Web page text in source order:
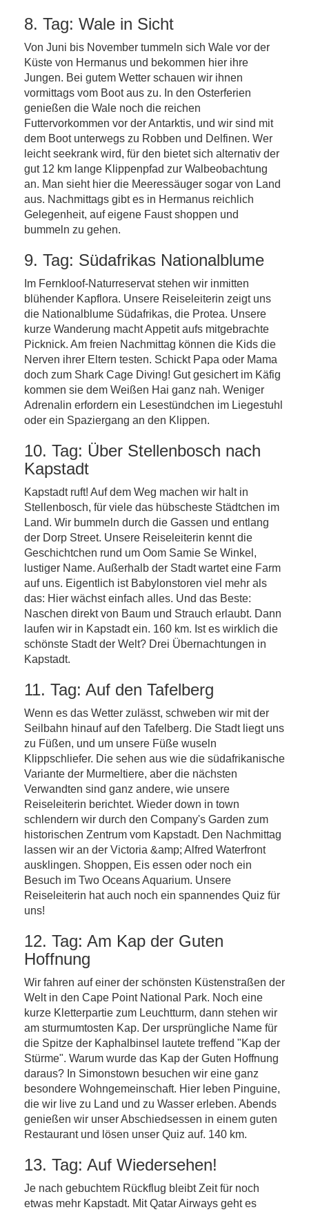
8. Tag: Wale in Sicht
Von Juni bis November tummeln sich Wale vor der
Küste von Hermanus und bekommen hier ihre
Jungen. Bei gutem Wetter schauen wir ihnen
vormittags vom Boot aus zu. In den Osterferien
genießen die Wale noch die reichen
Futtervorkommen vor der Antarktis, und wir sind mit
dem Boot unterwegs zu Robben und Delfinen. Wer
leicht seekrank wird, für den bietet sich alternativ der
gut 12 km lange Klippenpfad zur Walbeobachtung
an. Man sieht hier die Meeressäuger sogar von Land
aus. Nachmittags gibt es in Hermanus reichlich
Gelegenheit, auf eigene Faust shoppen und
bummeln zu gehen.
9. Tag: Südafrikas Nationalblume
Im Fernkloof-Naturreservat stehen wir inmitten
blühender Kapflora. Unsere Reiseleiterin zeigt uns
die Nationalblume Südafrikas, die Protea. Unsere
kurze Wanderung macht Appetit aufs mitgebrachte
Picknick. Am freien Nachmittag können die Kids die
Nerven ihrer Eltern testen. Schickt Papa oder Mama
doch zum Shark Cage Diving! Gut gesichert im Käfig
kommen sie dem Weißen Hai ganz nah. Weniger
Adrenalin erfordern ein Lesestündchen im Liegestuhl
oder ein Spaziergang an den Klippen.
10. Tag: Über Stellenbosch nach
Kapstadt
Kapstadt ruft! Auf dem Weg machen wir halt in
Stellenbosch, für viele das hübscheste Städtchen im
Land. Wir bummeln durch die Gassen und entlang
der Dorp Street. Unsere Reiseleiterin kennt die
Geschichtchen rund um Oom Samie Se Winkel,
lustiger Name. Außerhalb der Stadt wartet eine Farm
auf uns. Eigentlich ist Babylonstoren viel mehr als
das: Hier wächst einfach alles. Und das Beste:
Naschen direkt von Baum und Strauch erlaubt. Dann
laufen wir in Kapstadt ein. 160 km. Ist es wirklich die
schönste Stadt der Welt? Drei Übernachtungen in
Kapstadt.
11. Tag: Auf den Tafelberg
Wenn es das Wetter zulässt, schweben wir mit der
Seilbahn hinauf auf den Tafelberg. Die Stadt liegt uns
zu Füßen, und um unsere Füße wuseln
Klippschliefer. Die sehen aus wie die südafrikanische
Variante der Murmeltiere, aber die nächsten
Verwandten sind ganz andere, wie unsere
Reiseleiterin berichtet. Wieder down in town
schlendern wir durch den Company's Garden zum
historischen Zentrum vom Kapstadt. Den Nachmittag
lassen wir an der Victoria &amp; Alfred Waterfront
ausklingen. Shoppen, Eis essen oder noch ein
Besuch im Two Oceans Aquarium. Unsere
Reiseleiterin hat auch noch ein spannendes Quiz für
uns!
12. Tag: Am Kap der Guten
Hoffnung
Wir fahren auf einer der schönsten Küstenstraßen der
Welt in den Cape Point National Park. Noch eine
kurze Kletterpartie zum Leuchtturm, dann stehen wir
am sturmumtosten Kap. Der ursprüngliche Name für
die Spitze der Kaphalbinsel lautete treffend "Kap der
Stürme". Warum wurde das Kap der Guten Hoffnung
daraus? In Simonstown besuchen wir eine ganz
besondere Wohngemeinschaft. Hier leben Pinguine,
die wir live zu Land und zu Wasser erleben. Abends
genießen wir unser Abschiedsessen in einem guten
Restaurant und lösen unser Quiz auf. 140 km.
13. Tag: Auf Wiedersehen!
Je nach gebuchtem Rückflug bleibt Zeit für noch
etwas mehr Kapstadt. Mit Qatar Airways geht es